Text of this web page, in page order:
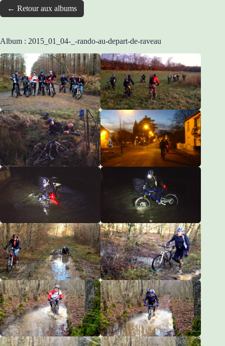
← Retour aux albums
Album : 2015_01_04-_-rando-au-depart-de-raveau